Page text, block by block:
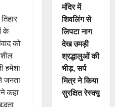
के
को
हमेशा
जनता
कहा
मंदिर में
शिवलिंग से
लिपटा नाग
देख उमड़ी
श्रद्धालुओं की
भीड़, सर्प
मित्र ने किया
सुरक्षित रेस्क्यू